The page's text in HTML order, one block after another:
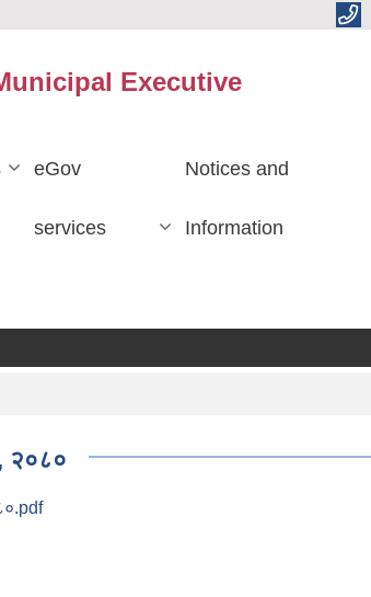
Executive
eGov
services
Notices and
Information
२०८०